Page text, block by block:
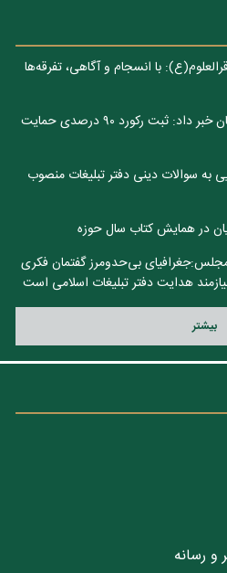
با انسجام و آگاهی، تفرقه‌ها
رایزن فرهنگی ایران در ارمنستان خبر داد: ثبت رکورد ۹۰ درصدی حمایت
به سوالات دینی دفتر تبلیغات منصوب
در همایش کتاب سال حوزه
بی‌حدومرز گفتمان فکری
هدایت دفتر تبلیغات اسلامی است
بيشتر
رسانه